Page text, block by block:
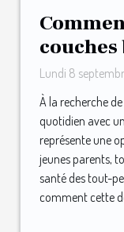
la vie
Lundi 8
À la recherche
quotidien avec
représente une
jeunes parents,
santé des tout-
comment cette